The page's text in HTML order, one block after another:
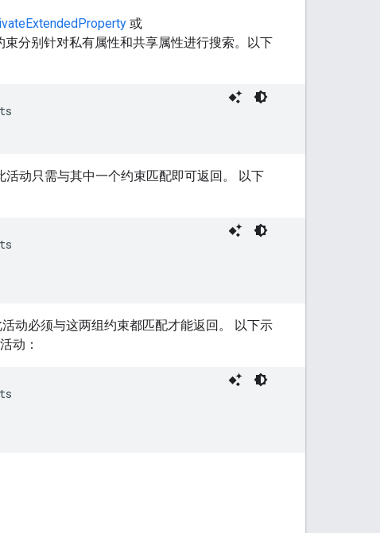
或
束分别针对私有属性和共享属性进行搜索。以下
活动只需与其中一个约束匹配即可返回。 以下
动必须与这两组约束都匹配才能返回。 以下示
动：